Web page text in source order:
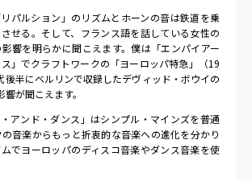
パルション」のリズムとホーンの音は鉄道を乗
せる。そして、フランス語を話している女性の
響を明らかに聞こえます。僕は「エンパイアー
」でクラフトワークの「ヨーロッパ特急」（19
後半にベルリンで収録したデヴィッド・ボウイの
が聞こえます。
・アンド・ダンス」はシンプル・マインズを普通
音楽からもっと折衷的な音楽への進化を分かり
でヨーロッパのディスコ音楽やダンス音楽を使